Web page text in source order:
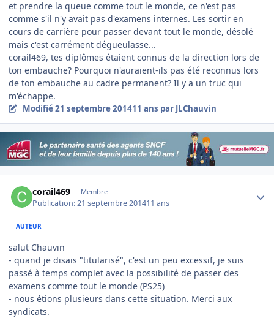
et prendre la queue comme tout le monde, ce n'est pas
comme s'il n'y avait pas d'examens internes. Les sortir en
cours de carrière pour passer devant tout le monde, désolé
mais c'est carrément dégueulasse...
corail469, tes diplômes étaient connus de la direction lors de
ton embauche? Pourquoi n'auraient-ils pas été reconnus lors
de ton embauche au cadre permanent? Il y a un truc qui
m'échappe.
Modifié21 septembre 201411 ans par JLChauvin
corail469 Membre
Publication:21 septembre 201411 ans
AUTEUR
salut Chauvin
- quand je disais "titularisé", c'est un peu excessif, je suis
passé à temps complet avec la possibilité de passer des
examens comme tout le monde (PS25)
- nous étions plusieurs dans cette situation. Merci aux
syndicats.